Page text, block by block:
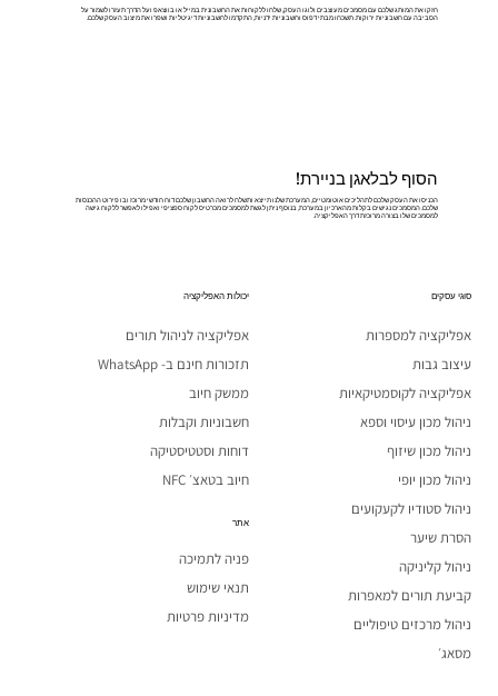
הסוף לבלאגן בניירת!
הכניסו את העסק שלכם לתהליכים אוטומטיים, המערכת שלנו תייצא ותשלח לרואה החשבון שלכם דוח חודשי מרוכז ובו פירוט ההכנסות
שלכם. המסמכים נגישים בקלות מהארכיון במערכת, בנוסף ניתן לגשת למסמכים מכרטיס לקוח ספציפי ואפילו לאפשר ללקוח גישה
למסמכים שלו בצורה מרוכזת דרך האפליקציה.
חזקו את המותג שלכם עם מסמכים מעוצבים ולוגו העסק, שלחו ללקוחות את החשבונית במייל או בווצאפ ועל הדרך תעזרו לשמור על
הסביבה עם חשבוניות ירוקות. תשכחו מבתי דפוס וחשבוניות ידניות, התקדמו לחשבוניות דיגיטליות ושפרו את מיצוב העסק שלכם.
אפליקציה למספרות
עיצוב גבות
אפליקציה לקוסמטיקאיות
ניהול מכון עיסוי וספא
ניהול מכון שיזוף
ניהול מכון יופי
סוגי עסקים
ניהול סטודיו לקעקועים
הסרת שיער
ניהול קליניקה
קביעת תורים למאפרות
ניהול מרכזים טיפוליים
מסאג׳
יכולות האפליקציה
אפליקציה לניהול תורים
תזכורות חינם ב- WhatsApp
ממשק חיוב
חשבוניות וקבלות
דוחות וסטטיסטיקה
חיוב בטאצ׳ NFC
אתר
פניה לתמיכה
תנאי שימוש
מדיניות פרטיות